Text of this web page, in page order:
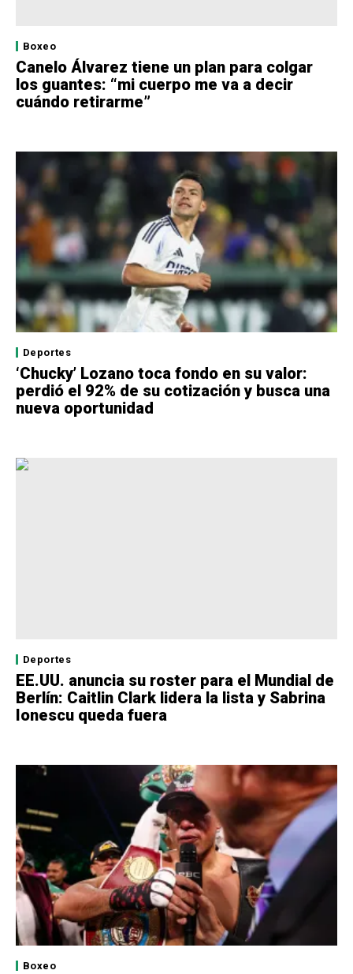
Boxeo
Canelo Álvarez tiene un plan para colgar
los guantes: “mi cuerpo me va a decir
cuándo retirarme”
Deportes
‘Chucky’ Lozano toca fondo en su valor:
perdió el 92% de su cotización y busca una
nueva oportunidad
Deportes
EE.UU. anuncia su roster para el Mundial de
Berlín: Caitlin Clark lidera la lista y Sabrina
Ionescu queda fuera
Boxeo